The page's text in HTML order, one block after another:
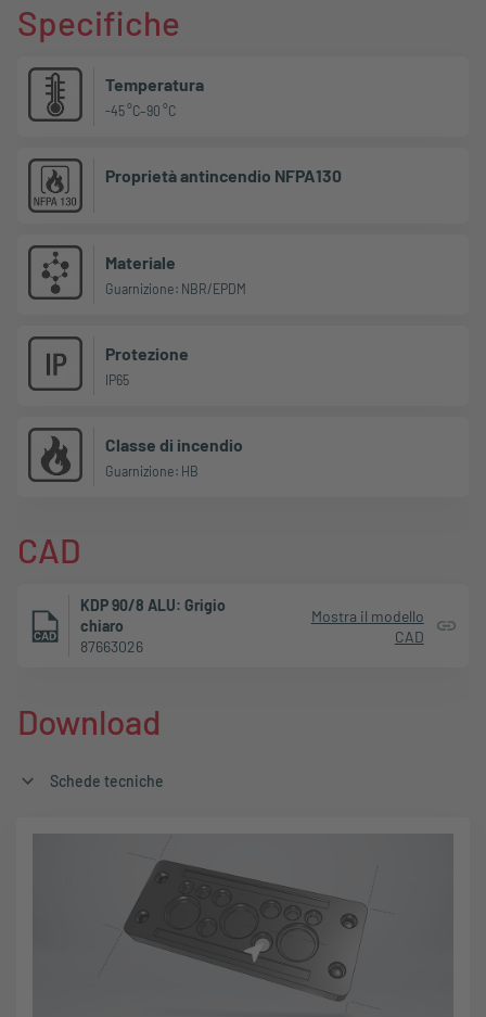
Specifiche
Temperatura
-45 °C–90 °C
Proprietà antincendio NFPA130
Materiale
Guarnizione: NBR/EPDM
Protezione
IP65
Classe di incendio
Guarnizione: HB
CAD
KDP 90/8 ALU: Grigio
chiaro
87663026
Mostra il modello
CAD
Download
Schede tecniche